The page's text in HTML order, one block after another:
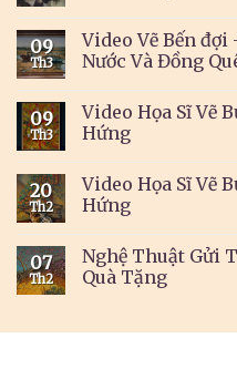
09
Th3
Video Vẽ Bến
Nước Và Đồng
09
Th3
Video Họa Sĩ Vẽ
Hứng
20
Th2
Video Họa Sĩ Vẽ
Hứng
07
Th2
Nghệ Thuật Gửi
Quà Tặng